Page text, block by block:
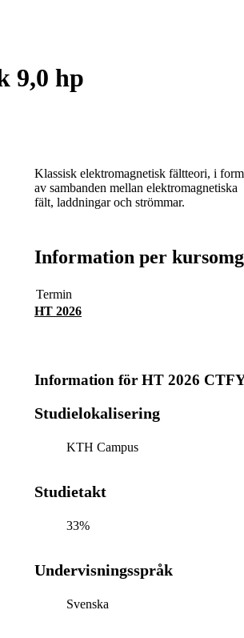
9,0 hp
Klassisk elektromagnetisk fältteori, i form
av sambanden mellan elektromagnetiska
fält, laddningar och strömmar.
Information per
Termin
HT 2026
Information för HT 2026
Studielokalisering
KTH Campus
Studietakt
33%
Undervisningsspråk
Svenska